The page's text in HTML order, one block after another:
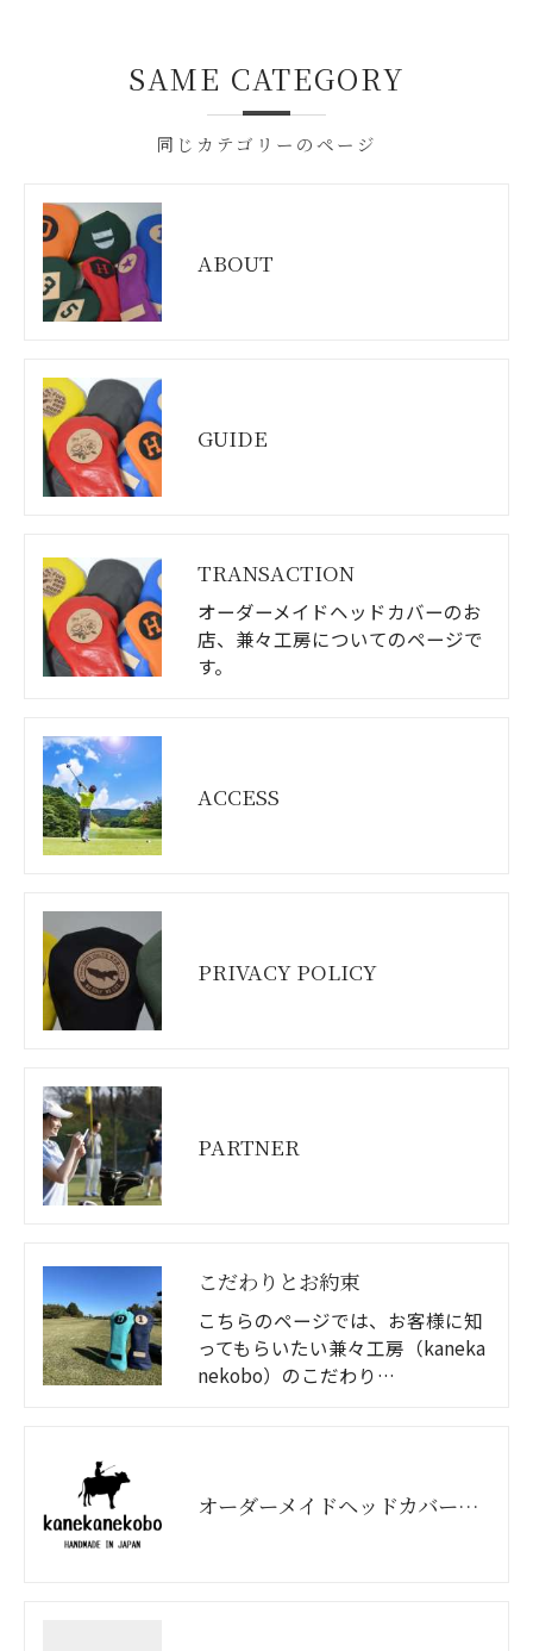
同じカテゴリーのページ
SAME CATEGORY
ABOUT
GUIDE
TRANSACTION
オーダーメイドヘッドカバーのお
店、兼々工房についてのページで
す。
ACCESS
PRIVACY POLICY
PARTNER
こだわりとお約束
こちらのページでは、お客様に知
ってもらいたい兼々工房（kaneka
nekobo）のこだわり…
オーダーメイドヘッドカバーのお店、兼々工房ってどんなとこ？